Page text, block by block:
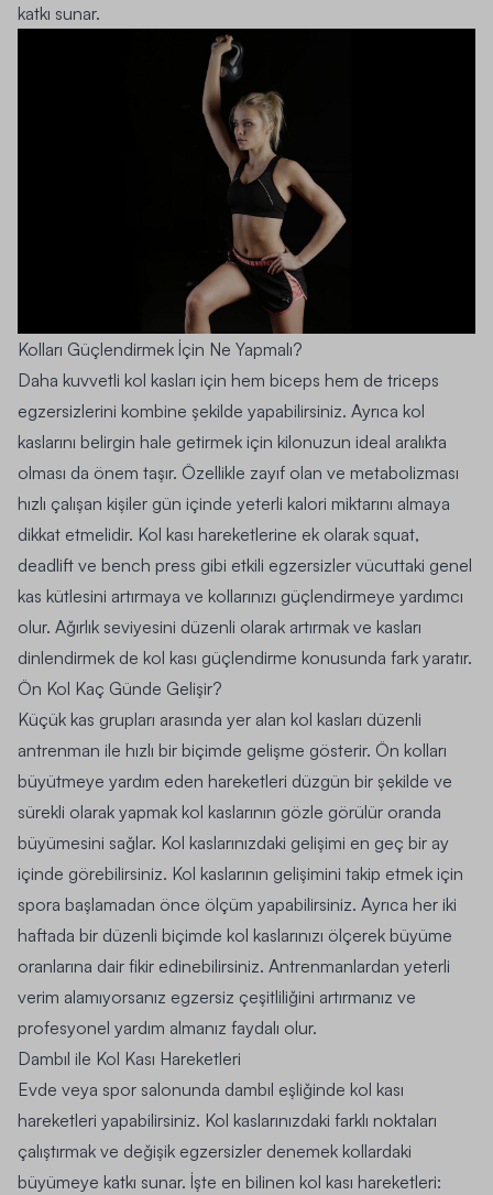
katkı sunar.
Kolları Güçlendirmek İçin Ne Yapmalı?
Daha kuvvetli kol kasları için hem biceps hem de triceps
egzersizlerini kombine şekilde yapabilirsiniz. Ayrıca kol
kaslarını belirgin hale getirmek için kilonuzun ideal aralıkta
olması da önem taşır. Özellikle zayıf olan ve metabolizması
hızlı çalışan kişiler gün içinde yeterli kalori miktarını almaya
dikkat etmelidir. Kol kası hareketlerine ek olarak squat,
deadlift ve bench press gibi etkili egzersizler vücuttaki genel
kas kütlesini artırmaya ve kollarınızı güçlendirmeye yardımcı
olur. Ağırlık seviyesini düzenli olarak artırmak ve kasları
dinlendirmek de kol kası güçlendirme konusunda fark yaratır.
Ön Kol Kaç Günde Gelişir?
Küçük kas grupları arasında yer alan kol kasları düzenli
antrenman ile hızlı bir biçimde gelişme gösterir. Ön kolları
büyütmeye yardım eden hareketleri düzgün bir şekilde ve
sürekli olarak yapmak kol kaslarının gözle görülür oranda
büyümesini sağlar. Kol kaslarınızdaki gelişimi en geç bir ay
içinde görebilirsiniz. Kol kaslarının gelişimini takip etmek için
spora başlamadan önce ölçüm yapabilirsiniz. Ayrıca her iki
haftada bir düzenli biçimde kol kaslarınızı ölçerek büyüme
oranlarına dair fikir edinebilirsiniz. Antrenmanlardan yeterli
verim alamıyorsanız egzersiz çeşitliliğini artırmanız ve
profesyonel yardım almanız faydalı olur.
Dambıl ile Kol Kası Hareketleri
Evde veya spor salonunda dambıl eşliğinde kol kası
hareketleri yapabilirsiniz. Kol kaslarınızdaki farklı noktaları
çalıştırmak ve değişik egzersizler denemek kollardaki
büyümeye katkı sunar. İşte en bilinen kol kası hareketleri: